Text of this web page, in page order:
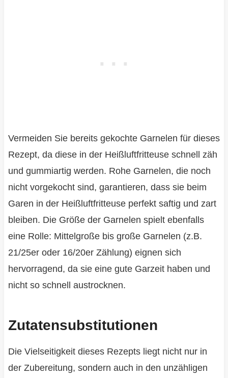
Vermeiden Sie bereits gekochte Garnelen für dieses
Rezept, da diese in der Heißluftfritteuse schnell zäh
und gummiartig werden. Rohe Garnelen, die noch
nicht vorgekocht sind, garantieren, dass sie beim
Garen in der Heißluftfritteuse perfekt saftig und zart
bleiben. Die Größe der Garnelen spielt ebenfalls
eine Rolle: Mittelgroße bis große Garnelen (z.B.
21/25er oder 16/20er Zählung) eignen sich
hervorragend, da sie eine gute Garzeit haben und
nicht so schnell austrocknen.
Zutatensubstitutionen
Die Vielseitigkeit dieses Rezepts liegt nicht nur in
der Zubereitung, sondern auch in den unzähligen